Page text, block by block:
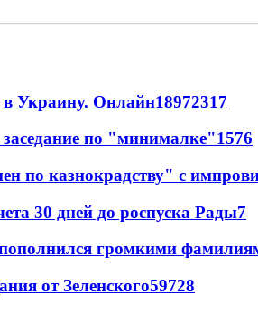
в Украину. Онлайн18972317
по "минималке"1576
по казнокрадству" с
30 дней до роспуска Рады7
громкими
от Зеленского59728